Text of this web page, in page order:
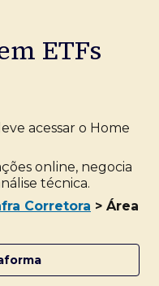
ETFs
acessar o Home
online, negocia
técnica.
Corretora > Área